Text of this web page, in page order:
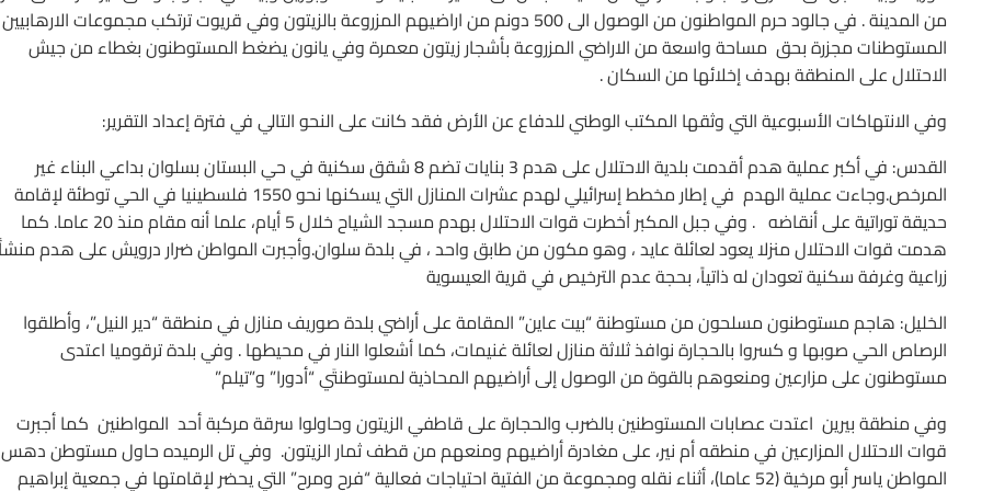
من المدينة . في جالود حرم المواطنون من الوصول الى 500 دونم من اراضيهم المزروعة بالزيتون وفي قريوت ترتكب مجموعات
المستوطنات مجزرة بحق مساحة واسعة من الاراضي المزروعة بأشجار زيتون معمرة وفي يانون يضغط المستوطنون بغطاء من جيش
الاحتلال على المنطقة بهدف إخلائها من السكان .
وفي الانتهاكات الأسبوعية التي وثقها المكتب الوطني للدفاع عن الأرض فقد كانت على النحو التالي في فترة إعداد التقرير:
القدس: في أكبر عملية هدم أقدمت بلدية الاحتلال على هدم 3 بنايات تضم 8 شقق سكنية في حي البستان بسلوان بداعي البناء غير
المرخص.وجاءت عملية الهدم في إطار مخطط إسرائيلي لهدم عشرات المنازل التي يسكنها نحو 1550 فلسطينيا في الحي توطئة لإقامة
حديقة توراتية على أنقاضه . وفي جبل المكبر أخطرت قوات الاحتلال بهدم مسجد الشياح خلال 5 أيام، علما أنه مقام منذ 20 عاما. كما
هدمت قوات الاحتلال منزلا يعود لعائلة عايد ، وهو مكون من طابق واحد ، في بلدة سلوان.وأجبرت المواطن ضرار درويش على هدم
زراعية وغرفة سكنية تعودان له ذاتياً، بحجة عدم الترخيص في قرية العيسوية
الخليل: هاجم مستوطنون مسلحون من مستوطنة “بيت عاين” المقامة على أراضي بلدة صوريف منازل في منطقة “دير النيل”، وأطلقوا
الرصاص الحي صوبها و كسروا بالحجارة نوافذ ثلاثة منازل لعائلة غنيمات، كما أشعلوا النار في محيطها . وفي بلدة ترقوميا اعتدى
مستوطنون على مزارعين ومنعوهم بالقوة من الوصول إلى أراضيهم المحاذية لمستوطنتَي “أدورا” و”تيلم”
وفي منطقة بيرين اعتدت عصابات المستوطنين بالضرب والحجارة على قاطفي الزيتون وحاولوا سرقة مركبة أحد المواطنين كما أجبرت
قوات الاحتلال المزارعين في منطقه أم نير، على مغادرة أراضيهم ومنعهم من قطف ثمار الزيتون. وفي تل الرميده حاول مستوطن دهس
المواطن ياسر أبو مرخية (52 عاما)، أثناء نقله ومجموعة من الفتية احتياجات فعالية “فرح ومرح” التي يحضر لإقامتها في جمعية إبراهيم